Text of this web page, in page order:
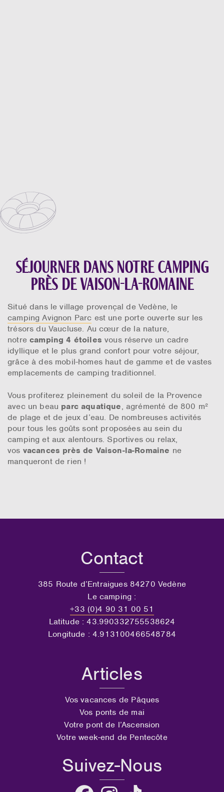
Séjourner dans notre camping
près de Vaison-la-Romaine
Situé dans le village provençal de Vedène, le
camping Avignon Parc est une porte ouverte sur les
trésors du Vaucluse. Au cœur de la nature,
notrecamping 4 étoiles vous réserve un cadre
idyllique et le plus grand confort pour votre séjour,
grâce à des mobil-homes haut de gamme et de vastes
emplacements de camping traditionnel.
Vous profiterez pleinement du soleil de la Provence
avec un beau parc aquatique, agrémenté de 800 m²
de plage et de jeux d’eau. De nombreuses activités
pour tous les goûts sont proposées au sein du
camping et aux alentours. Sportives ou relax,
vos vacances près de Vaison-la-Romaine ne
manqueront de rien !
Contact
385 Route d’Entraigues 84270 Vedène
Le camping :
+33 (0)4 90 31 00 51
Latitude : 43.990332755538624
Longitude : 4.913100466548784
Articles
Vos vacances de Pâques
Vos ponts de mai
Votre pont de l’Ascension
Votre week-end de Pentecôte
Suivez-Nous